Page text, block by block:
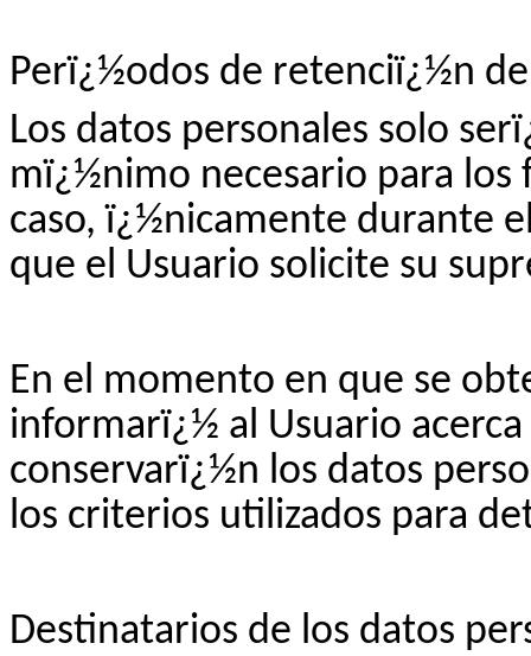
Perï¿½odos de retenciï¿½n
Los datos personales solo
mï¿½nimo necesario para
caso, ï¿½nicamente durante
que el Usuario solicite su
En el momento en que se
informarï¿½ al Usuario
conservarï¿½n los datos
los criterios utilizados para
Destinatarios de los datos